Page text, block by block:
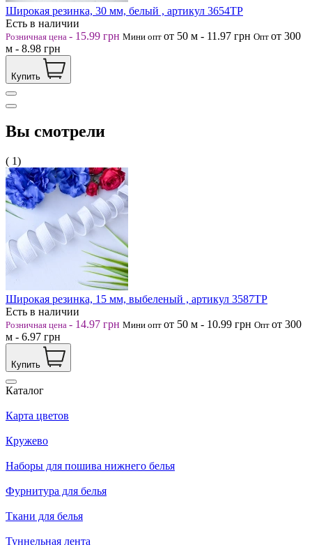
Широкая резинка, 30 мм, белый , артикул 3654ТР
Есть в наличии
Розничная цена - 15.99 грн Мини опт от 50 м - 11.97 грн Опт от 300
м - 8.98 грн
Купить
Вы смотрели
( 1)
Широкая резинка, 15 мм, выбеленый , артикул 3587ТР
Есть в наличии
Розничная цена - 14.97 грн Мини опт от 50 м - 10.99 грн Опт от 300
м - 6.97 грн
Купить
Каталог
Карта цветов
Кружево
Наборы для пошива нижнего белья
Фурнитура для белья
Ткани для белья
Туннельная лента